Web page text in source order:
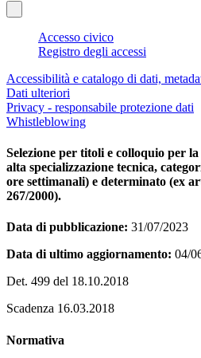
Accesso civico
Registro degli accessi
Accessibilità e catalogo di dati,
Dati ulteriori
Privacy - responsabile protezione dati
Whistleblowing
Selezione per titoli e colloquio per
alta specializzazione tecnica,
ore settimanali) e determinato (ex
267/2000).
Data di pubblicazione: 31/07/2023
Data di ultimo aggiornamento: 04/
Det. 499 del 18.10.2018
Scadenza 16.03.2018
Normativa